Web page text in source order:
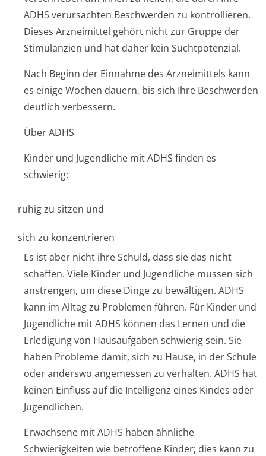
ADHS verursachten Beschwerden zu kontrollieren.
Dieses Arzneimittel gehört nicht zur Gruppe der
Stimulanzien und hat daher kein Suchtpotenzial.
Nach Beginn der Einnahme des Arzneimittels kann
es einige Wochen dauern, bis sich Ihre Beschwerden
deutlich verbessern.
Über ADHS
Kinder und Jugendliche mit ADHS finden es
schwierig:
ruhig zu sitzen und
sich zu konzentrieren
Es ist aber nicht ihre Schuld, dass sie das nicht
schaffen. Viele Kinder und Jugendliche müssen sich
anstrengen, um diese Dinge zu bewältigen. ADHS
kann im Alltag zu Problemen führen. Für Kinder und
Jugendliche mit ADHS können das Lernen und die
Erledigung von Hausaufgaben schwierig sein. Sie
haben Probleme damit, sich zu Hause, in der Schule
oder anderswo angemessen zu verhalten. ADHS hat
keinen Einfluss auf die Intelligenz eines Kindes oder
Jugendlichen.
Erwachsene mit ADHS haben ähnliche
Schwierigkeiten wie betroffene Kinder; dies kann zu